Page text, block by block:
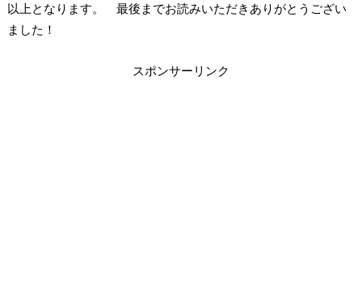
以上となります。 最後までお読みいただきありがとうござい
ました！
スポンサーリンク